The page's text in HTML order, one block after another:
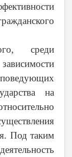
среди
на
Под таким